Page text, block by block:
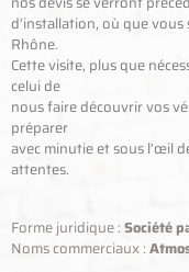
d’installation, où que
Rhône.
Cette visite, plus que
celui de
nous faire découvrir vos
préparer
avec minutie et sous l’œil
attentes.
Forme juridique :Société
Noms commerciaux :